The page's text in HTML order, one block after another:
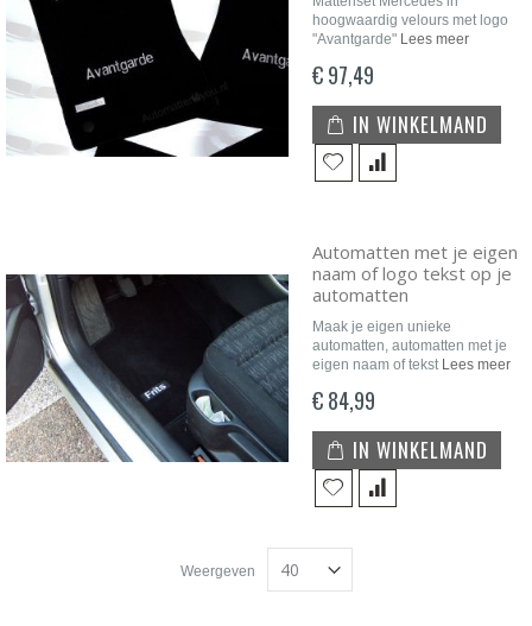
hoogwaardig velours met logo
"Avantgarde" Lees meer
€ 97,49
IN WINKELMAND
Automatten met je eigen
naam of logo tekst op je
automatten
Maak je eigen unieke
automatten, automatten met je
eigen naam of tekst Lees meer
€ 84,99
IN WINKELMAND
Weergeven